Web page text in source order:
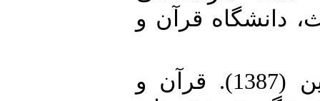
دانشگاه قرآن و
38. هاشمی، سیدحسین (1387). قرآن و